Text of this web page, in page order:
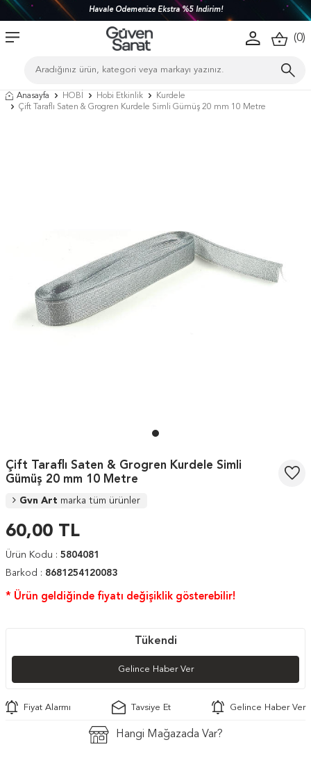
Havale Ödemenize Ekstra %5 İndirim!
(0)
Anasayfa HOBİ Hobi Etkinlik
Kurdele
Çift Taraflı Saten & Grogren Kurdele Simli Gümüş 20 mm 10 Metre
Çift Taraflı Saten & Grogren Kurdele Simli
Gümüş 20 mm 10 Metre
Gvn Art marka tüm ürünler
60,00 TL
Ürün Kodu : 5804081
Barkod : 8681254120083
* Ürün geldiğinde fiyatı değişiklik gösterebilir!
Tükendi
Gelince Haber Ver
Fiyat Alarmı Tavsiye Et Gelince Haber Ver
Hangi Mağazada Var?